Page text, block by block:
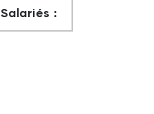
Salariés :